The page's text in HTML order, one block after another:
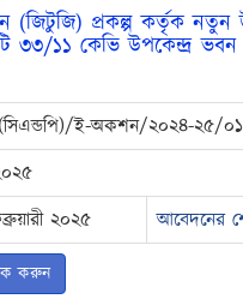
প্রকল্প কর্তৃক নতুন
৩৩/১১ কেভি উপকেন্দ্র
ই-অকশন/২০২৪-২৫/
২০২৫ আবেদনের
করুন